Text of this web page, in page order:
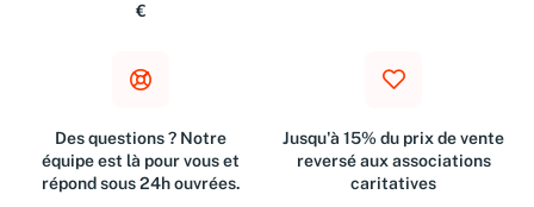
€
Des questions ? Notre
équipe est là pour vous et
répond sous 24h ouvrées.
Jusqu'à 15% du prix de vente
reversé aux associations
caritatives